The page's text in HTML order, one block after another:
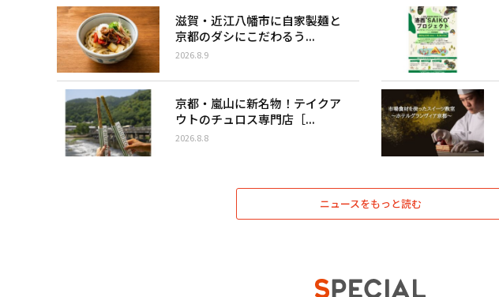
滋賀・近江八幡市に自家製麺と
京都のダシにこだわるう...
2026.8.9
京都・嵐山に新名物！テイクア
ウトのチュロス専門店［...
2026.8.8
ニュースをもっと読む